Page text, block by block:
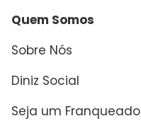
Quem Somos
Sobre Nós
Diniz Social
Seja um Franqueado